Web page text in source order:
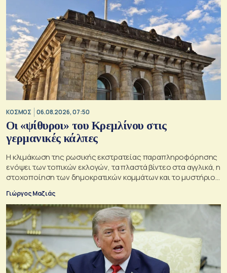
ΚΟΣΜΟΣ 06.08.2026, 07:50
Οι «ψίθυροι» του Κρεμλίνου στις
γερμανικές κάλπες
Η κλιμάκωση της ρωσικής εκστρατείας παραπληροφόρησης
ενόψει των τοπικών εκλογών, τα πλαστά βίντεο στα αγγλικά, η
στοχοποίηση των δημοκρατικών κομμάτων και το μυστήριο
Γιώργος Μαζιάς